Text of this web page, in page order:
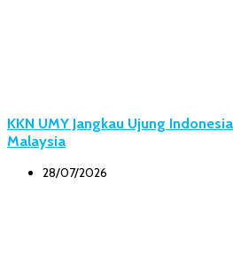
KKN UMY Jangkau Ujung
Malaysia
28/07/2026